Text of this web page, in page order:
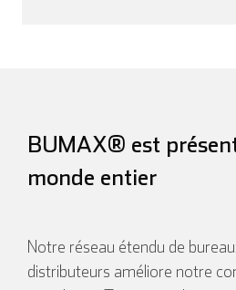
BUMAX® est
monde entier
Notre réseau étendu de
distributeurs améliore notre